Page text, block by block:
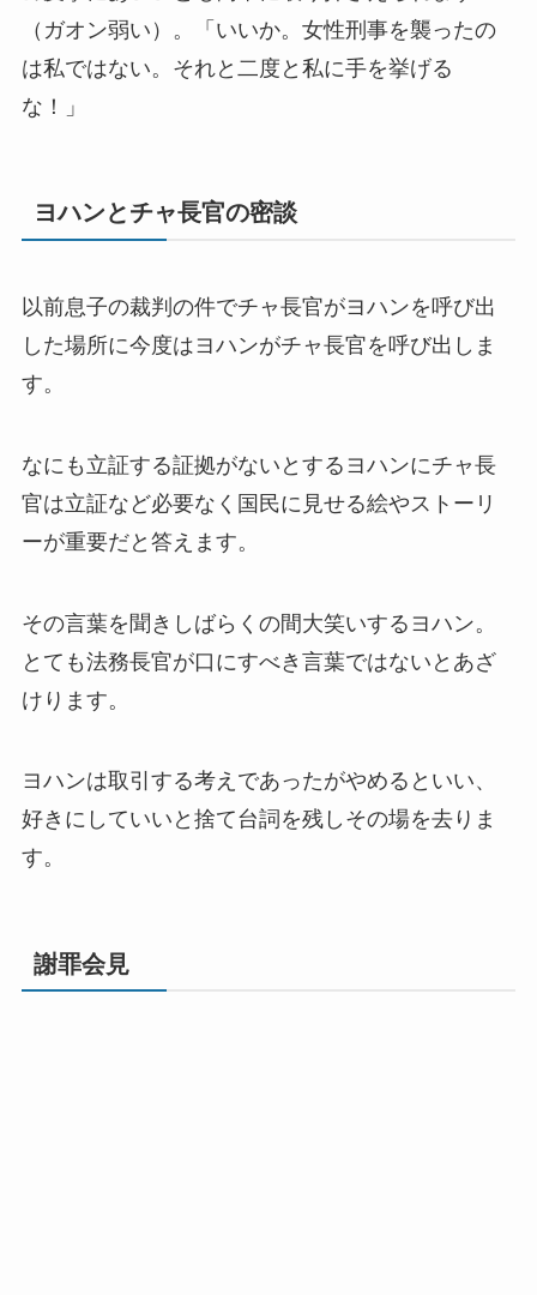
（ガオン弱い）。「いいか。女性刑事を襲ったの
は私ではない。それと二度と私に手を挙げる
な！」
ヨハンとチャ長官の密談
以前息子の裁判の件でチャ長官がヨハンを呼び出
した場所に今度はヨハンがチャ長官を呼び出しま
す。
なにも立証する証拠がないとするヨハンにチャ長
官は立証など必要なく国民に見せる絵やストーリ
ーが重要だと答えます。
その言葉を聞きしばらくの間大笑いするヨハン。
とても法務長官が口にすべき言葉ではないとあざ
けります。
ヨハンは取引する考えであったがやめるといい、
好きにしていいと捨て台詞を残しその場を去りま
す。
謝罪会見